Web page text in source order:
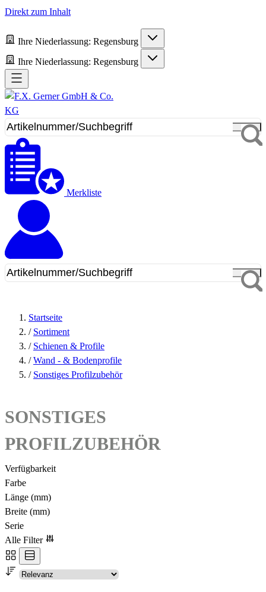
Direkt zum Inhalt
Ihre Niederlassung: Regensburg
Ihre Niederlassung: Regensburg
Merkliste
Startseite
/ Sortiment
/ Schienen & Profile
/ Wand - & Bodenprofile
/ Sonstiges Profilzubehör
SONSTIGES
PROFILZUBEHÖR
Verfügbarkeit
Farbe
Länge (mm)
Breite (mm)
Serie
Alle Filter